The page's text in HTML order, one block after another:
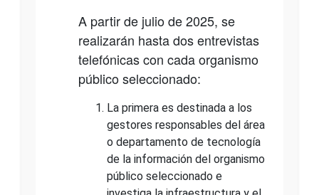
A partir de julio de 2025, se
realizarán hasta dos entrevistas
telefónicas con cada organismo
público seleccionado:
La primera es destinada a los
gestores responsables del área
o departamento de tecnología
de la información del organismo
público seleccionado e